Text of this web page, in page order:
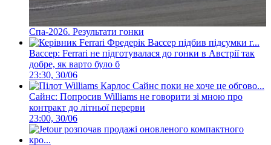
Спа-2026. Результати гонки
Вассер: Ferrari не підготувалася до гонки в Австрії так
добре, як варто було б
23:30, 30/06
Сайнс: Попросив Williams не говорити зі мною про
контракт до літньої перерви
23:00, 30/06